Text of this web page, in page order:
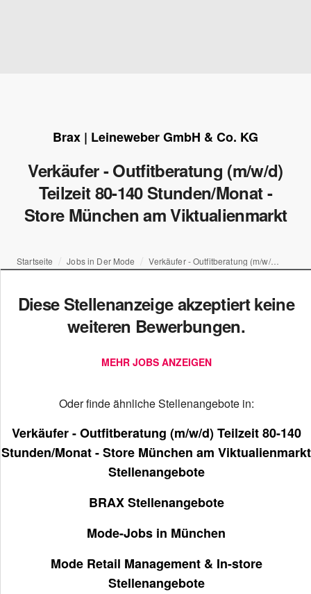
Brax | Leineweber GmbH & Co. KG
Verkäufer - Outfitberatung (m/w/d)
Teilzeit 80-140 Stunden/Monat -
Store München am Viktualienmarkt
Startseite Jobs in Der Mode Verkäufer - Outfitberatung (m/w/d) Teilzeit 80-140 Stunden/Monat - Store München am Viktualienmarkt
Diese Stellenanzeige akzeptiert keine
weiteren Bewerbungen.
MEHR JOBS ANZEIGEN
Oder finde ähnliche Stellenangebote in:
Verkäufer - Outfitberatung (m/w/d) Teilzeit 80-140
Stunden/Monat - Store München am Viktualienmarkt
Stellenangebote
BRAX Stellenangebote
Mode-Jobs in München
Mode Retail Management & In-store
Stellenangebote